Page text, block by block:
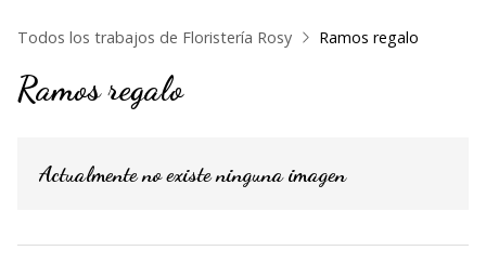
Todos los trabajos de Floristería Rosy Ramos regalo
Ramos regalo
Actualmente no existe ninguna imagen